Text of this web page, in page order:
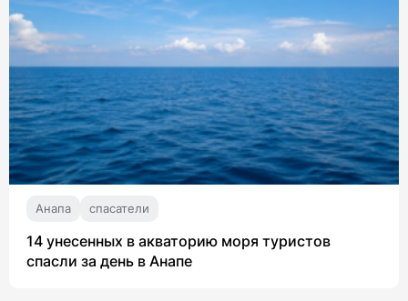
Анапа спасатели
14 унесенных в акваторию моря туристов
спасли за день в Анапе